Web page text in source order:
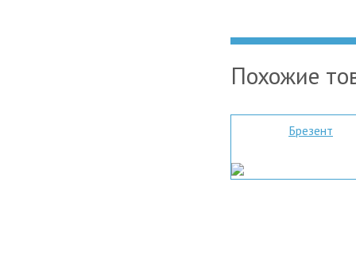
Похожие
Брезент